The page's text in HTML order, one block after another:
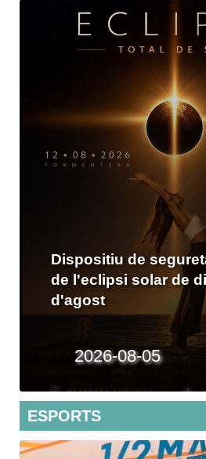
L'eclipsi des des cap
amb l'Associació
Formentera
2026-07-27
ESPORTS